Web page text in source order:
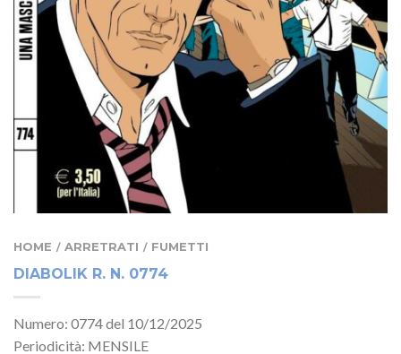
HOME / ARRETRATI / FUMETTI
DIABOLIK R. N. 0774
Numero: 0774 del 10/12/2025
Periodicità: MENSILE